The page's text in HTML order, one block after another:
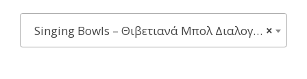
×
Singing Bowls – Θιβετιανά Μπολ Διαλογισμού